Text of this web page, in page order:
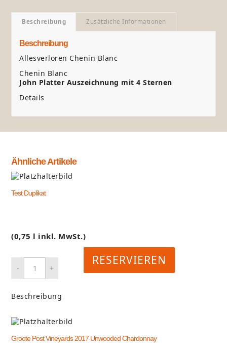
Beschreibung Zusätzliche Informationen
Beschreibung
Allesverloren Chenin Blanc
Chenin Blanc
John Platter Auszeichnung mit 4 Sternen
Details
Ähnliche Artikele
Test Duplikat
(0,75 l inkl. MwSt.)
RESERVIEREN
Beschreibung
Groote Post Vineyards 2017 Unwooded Chardonnay